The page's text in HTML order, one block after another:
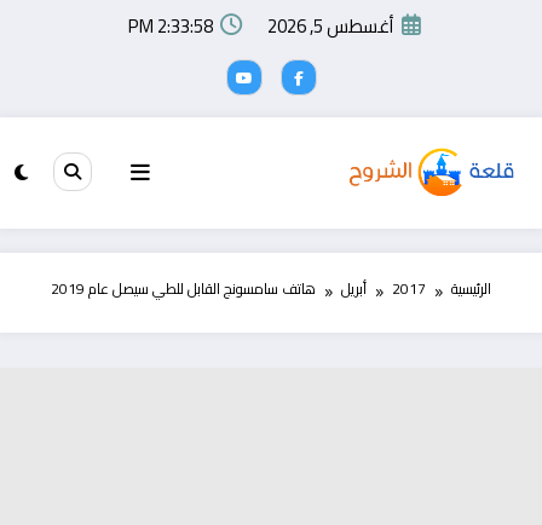
أغسطس 5, 2026 2:33:58 PM
الرئيسية 2017 أبريل هاتف سامسونج القابل للطي سيصل عام 2019